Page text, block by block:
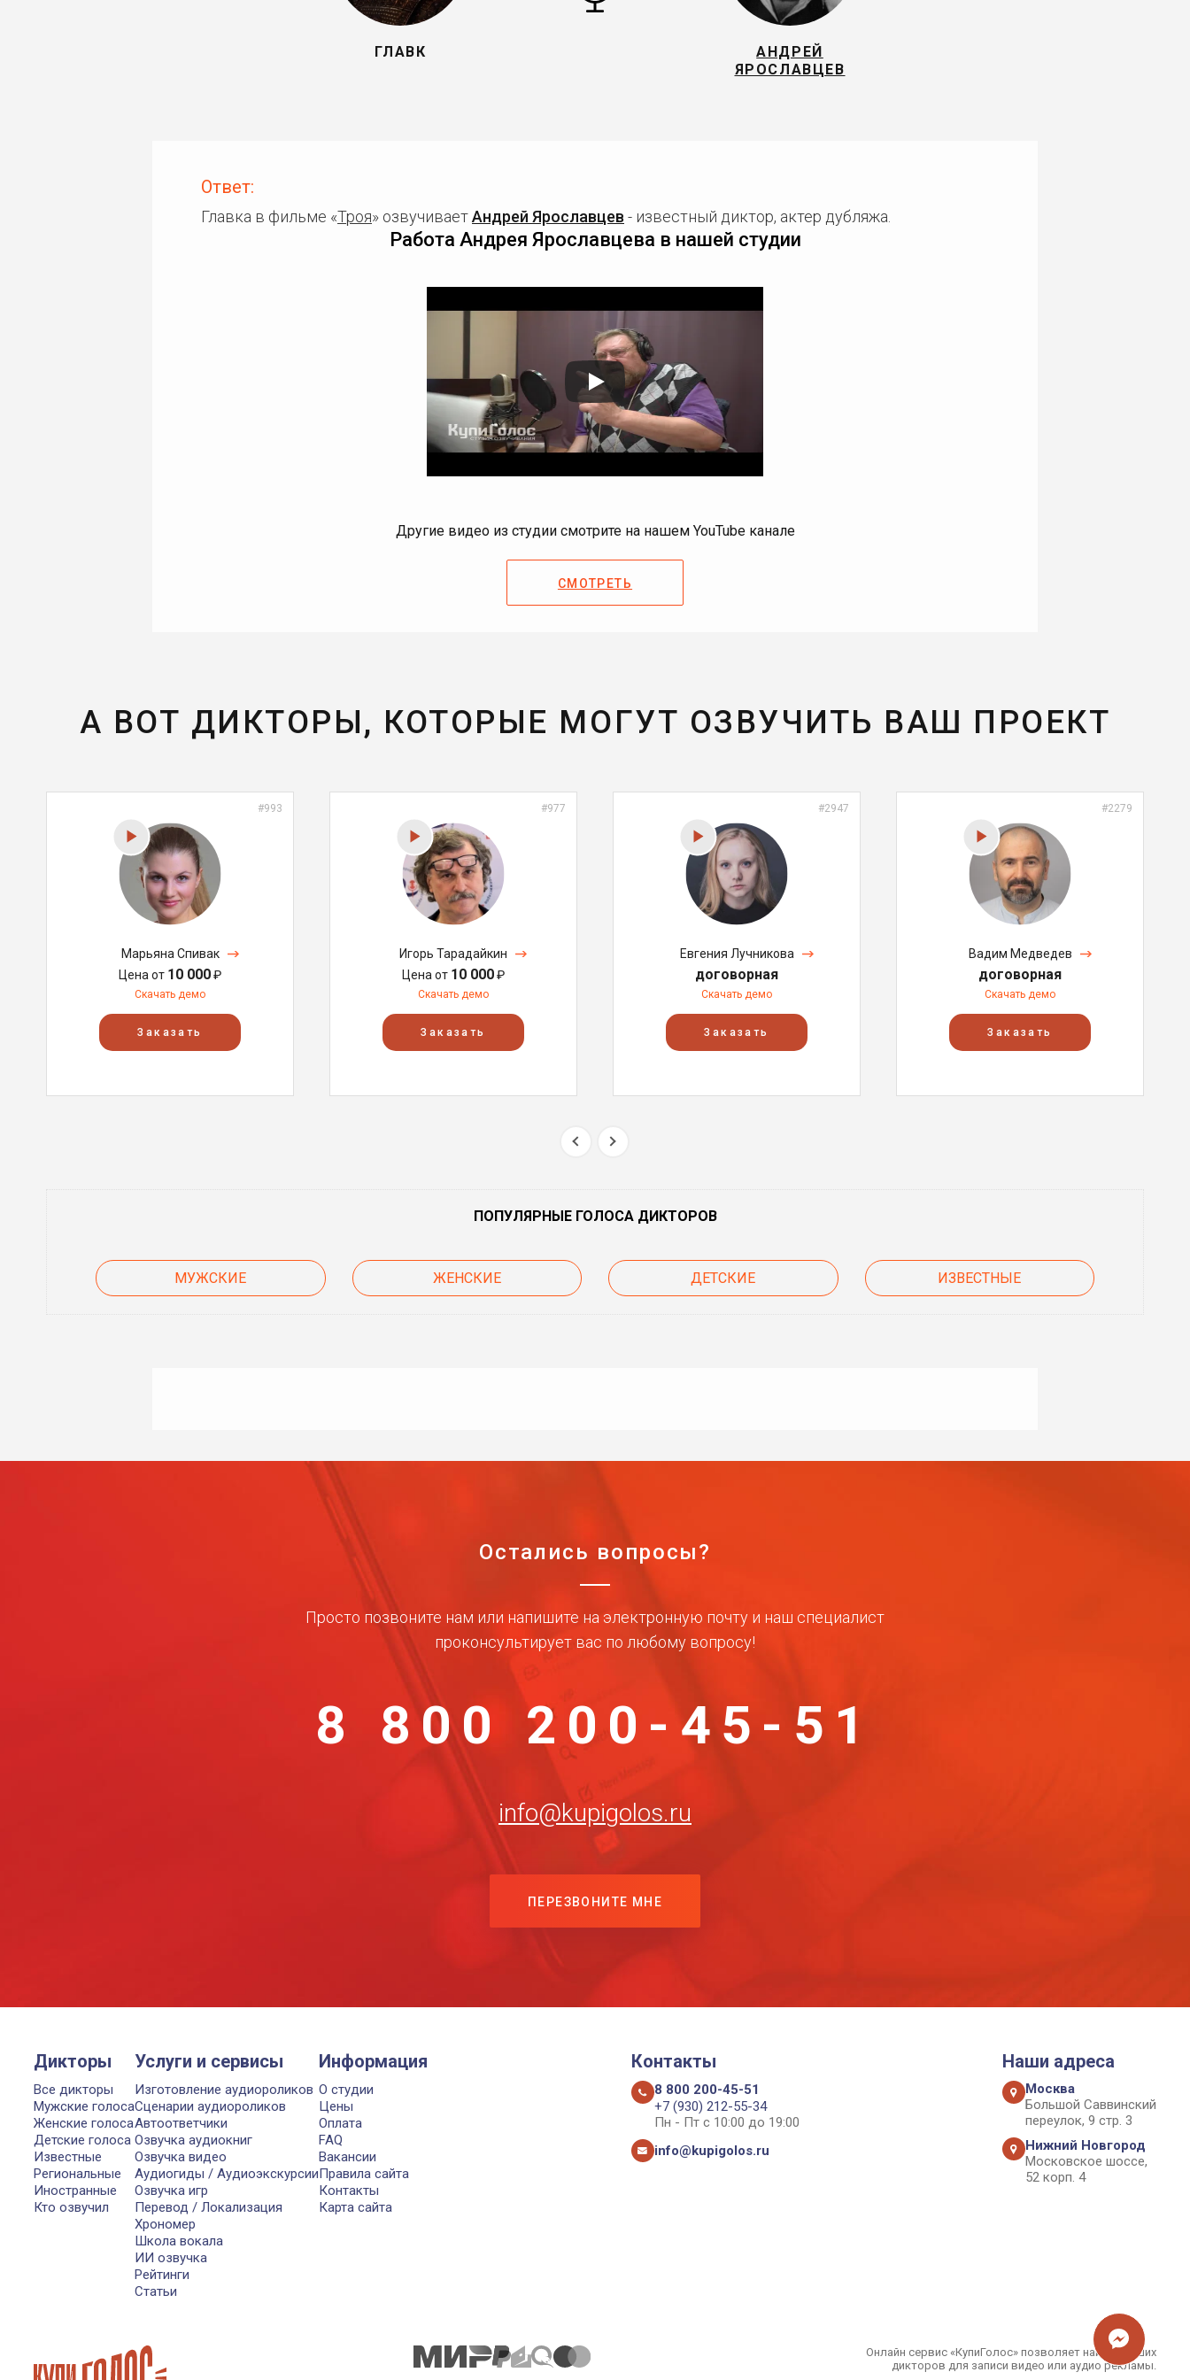
ГЛАВК
АНДРЕЙ
ЯРОСЛАВЦЕВ
Ответ:
Главка в фильме «Троя» озвучиваетАндрей Ярославцев - известный диктор, актер дубляжа.
Работа Андрея Ярославцева в нашей студии
Другие видео из студии смотрите на нашем YouTube канале
СМОТРЕТЬ
А ВОТ ДИКТОРЫ, КОТОРЫЕ МОГУТ ОЗВУЧИТЬ ВАШ ПРОЕКТ
#993
Марьяна Спивак
Цена от 10 000₽
Скачать демо
Заказать
#977
Игорь Тарадайкин
Цена от 10 000₽
Скачать демо
Заказать
#2947
Евгения Лучникова
договорная
Скачать демо
Заказать
#2279
Вадим Медведев
договорная
Скачать демо
Заказать
ПОПУЛЯРНЫЕ ГОЛОСА ДИКТОРОВ
МУЖСКИЕ ЖЕНСКИЕ ДЕТСКИЕ ИЗВЕСТНЫЕ
Остались вопросы?
Просто позвоните нам или напишите на электронную почту и наш специалист
проконсультирует вас по любому вопросу!
8 800 200-45-51
info@kupigolos.ru
ПЕРЕЗВОНИТЕ МНЕ
Дикторы
Все дикторы
Мужские голоса
Женские голоса
Детские голоса
Известные
Региональные
Иностранные
Кто озвучил
Услуги и сервисы
Изготовление аудиороликов
Сценарии аудиороликов
Автоответчики
Озвучка аудиокниг
Озвучка видео
Аудиогиды / Аудиоэкскурсии
Озвучка игр
Перевод / Локализация
Хрономер
Школа вокала
ИИ озвучка
Рейтинги
Статьи
Информация
О студии
Цены
Оплата
FAQ
Вакансии
Правила сайта
Контакты
Карта сайта
Контакты
8 800 200-45-51
+7 (930) 212-55-34
Пн - Пт с 10:00 до 19:00
info@kupigolos.ru
Наши адреса
Москва
Большой Саввинский
переулок, 9 стр. 3
Нижний Новгород
Московское шоссе,
52 корп. 4
Онлайн сервис «КупиГолос» позволяет найти лучших
дикторов для записи видео или аудио рекламы.